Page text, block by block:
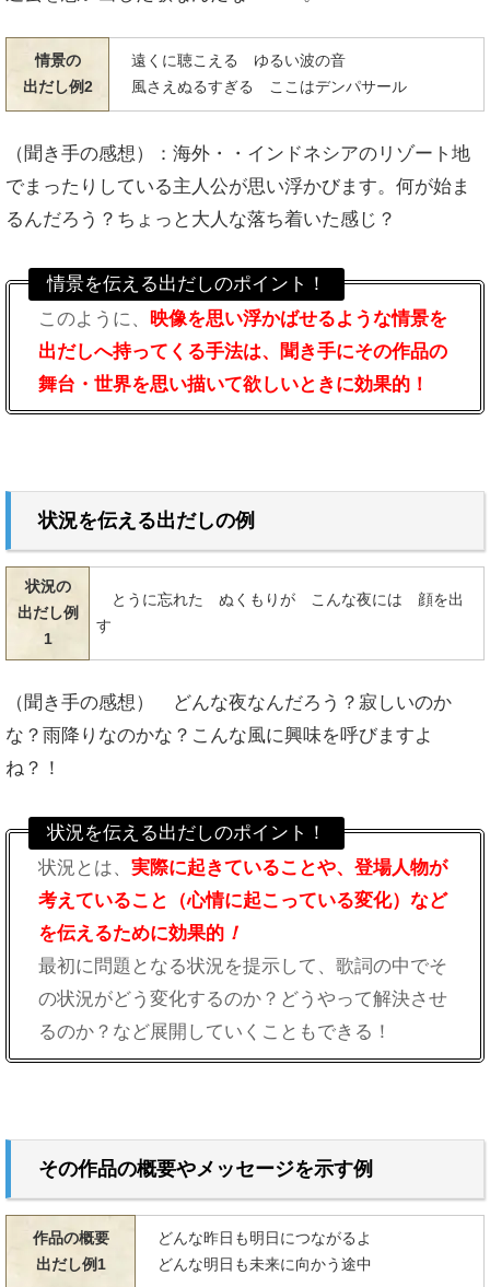
情景の
出だし例2
遠くに聴こえる ゆるい波の音
風さえぬるすぎる ここはデンパサール
（聞き手の感想）：海外・・インドネシアのリゾート地
でまったりしている主人公が思い浮かびます。何が始ま
るんだろう？ちょっと大人な落ち着いた感じ？
情景を伝える出だしのポイント！
このように、 映像を思い浮かばせるような情景を
出だしへ持ってくる手法は、聞き手にその作品の
舞台・世界を思い描いて欲しいときに効果的！
状況を伝える出だしの例
状況の
出だし例
1
とうに忘れた ぬくもりが こんな夜には 顔を出
す
（聞き手の感想） どんな夜なんだろう？寂しいのか
な？雨降りなのかな？こんな風に興味を呼びますよ
ね？！
状況を伝える出だしのポイント！
状況とは、 実際に起きていることや、登場人物が
考えていること（心情に起こっている変化）など
を伝えるために効果的！
最初に問題となる状況を提示して、歌詞の中でそ
の状況がどう変化するのか？どうやって解決させ
るのか？など展開していくこともできる！
その作品の概要やメッセージを示す例
作品の概要
出だし例1
どんな昨日も明日につながるよ
どんな明日も未来に向かう途中